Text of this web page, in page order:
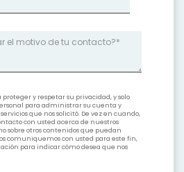
el motivo de tu contacto?*
y respetar su privacidad, y solo
para administrar su cuenta y
que nos solicitó. De vez en cuando,
con usted acerca de nuestros
sobre otros contenidos que puedan
comuniquemos con usted para este fin,
para indicar cómo desea que nos